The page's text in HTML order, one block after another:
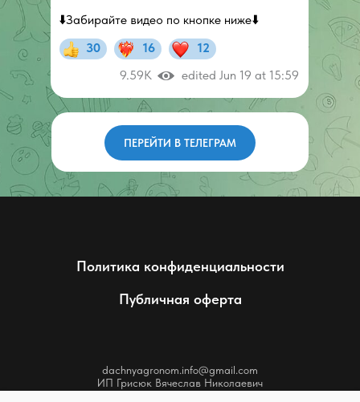
⬇️Забирайте видео по кнопке ниже⬇️
edited Jun 19 at 15:59
9.59K
30 16 12
ПЕРЕЙТИ В ТЕЛЕГРАМ
Политика конфиденциальности
Публичная оферта
dachnyagronom.info@gmail.com
ИП Грисюк Вячеслав Николаевич